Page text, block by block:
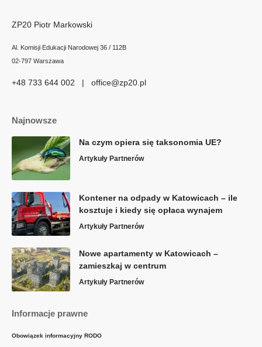
ZP20 Piotr Markowski
Al. Komisji Edukacji Narodowej 36 / 112B
02-797 Warszawa
+48 733 644 002 | office@zp20.pl
Najnowsze
Na czym opiera się taksonomia UE?
Artykuły Partnerów
Kontener na odpady w Katowicach – ile
kosztuje i kiedy się opłaca wynajem
Artykuły Partnerów
Nowe apartamenty w Katowicach –
zamieszkaj w centrum
Artykuły Partnerów
Informacje prawne
Obowiązek informacyjny RODO